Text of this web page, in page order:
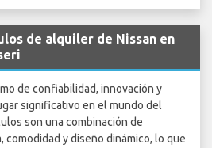
de alquiler de Nissan en
de confiabilidad, innovación y
significativo en el mundo del
son una combinación de
comodidad y diseño dinámico, lo que